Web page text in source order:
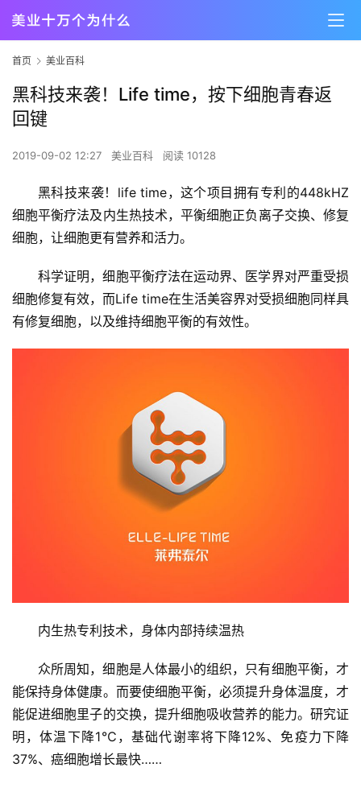
首页 美业百科
黑科技来袭！Life time，按下细胞青春返
回键
2019-09-02 12:27 美业百科 阅读 10128
黑科技来袭！life time，这个项目拥有专利的448kHZ
细胞平衡疗法及内生热技术，平衡细胞正负离子交换、修复
细胞，让细胞更有营养和活力。
科学证明，细胞平衡疗法在运动界、医学界对严重受损
细胞修复有效，而Life time在生活美容界对受损细胞同样具
有修复细胞，以及维持细胞平衡的有效性。
内生热专利技术，身体内部持续温热
众所周知，细胞是人体最小的组织，只有细胞平衡，才
能保持身体健康。而要使细胞平衡，必须提升身体温度，才
能促进细胞里子的交换，提升细胞吸收营养的能力。研究证
明，体温下降1℃，基础代谢率将下降12%、免疫力下降
37%、癌细胞增长最快……